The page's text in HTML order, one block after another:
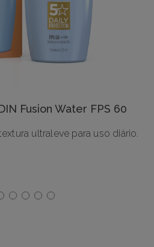
Fusion Water FPS 60
ultraleve para uso diário.